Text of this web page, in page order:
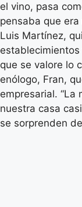
el vino, pasa
pensaba que
Luis Martínez,
que se valore lo
enólogo, Fran,
empresarial. “La
nuestra casa
se sorprenden